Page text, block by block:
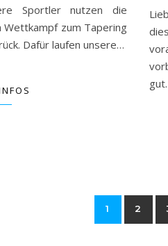
Sportler nutzen die
Wettkampf zum Tapering
Dafür laufen unsere…
1 2